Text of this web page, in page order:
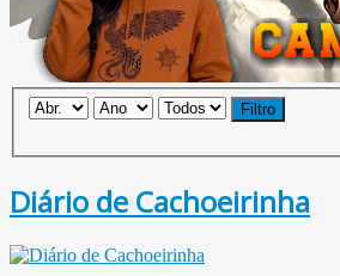
Filtro
Diário de Cachoeirinha